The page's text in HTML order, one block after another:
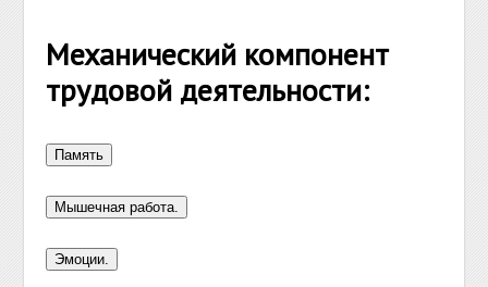
Механический компонент
трудовой деятельности: